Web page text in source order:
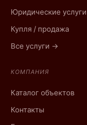
Юридические услуги
Купля / продажа
Все услуги →
КОМПАНИЯ
Каталог объектов
Контакты